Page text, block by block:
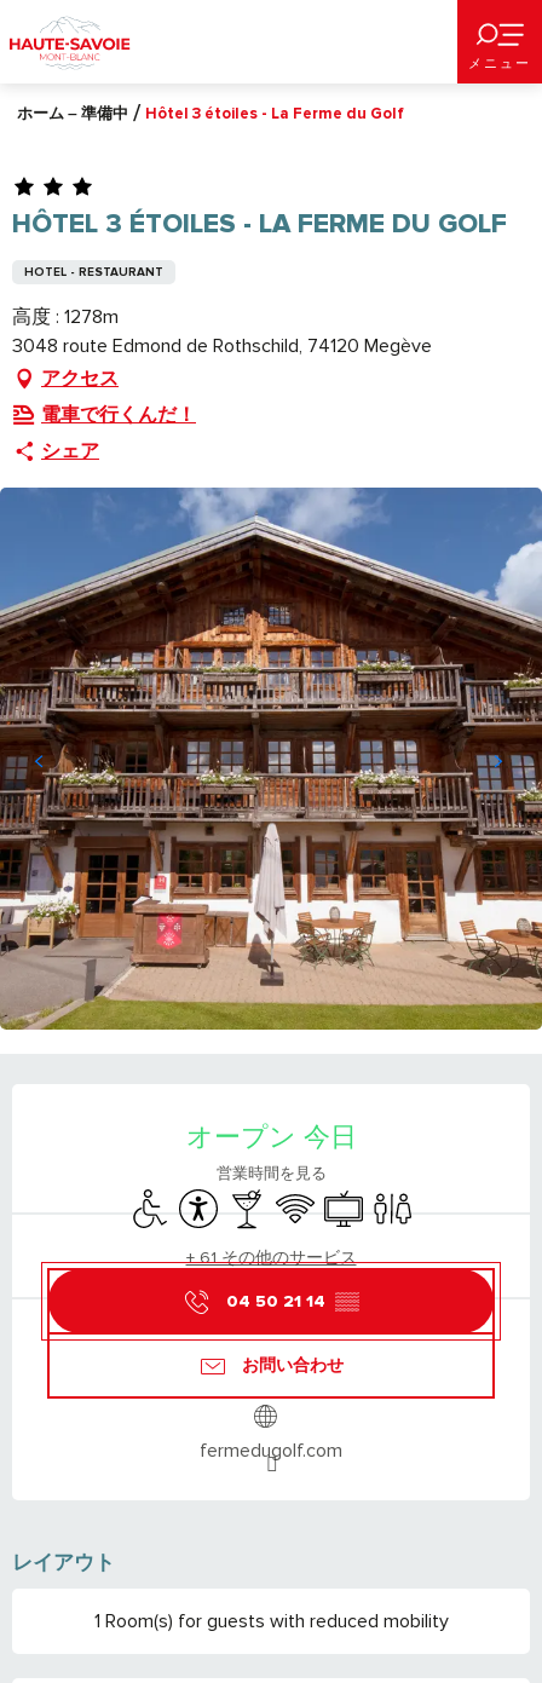
au
contenu
principal
メニュー
ホーム – 準備中 Hôtel 3 étoiles - La Ferme du Golf
HÔTEL 3 ÉTOILES - LA FERME DU GOLF
HOTEL - RESTAURANT
高度 : 1278m
3048 route Edmond de Rothschild, 74120 Megève
アクセス
電車で行くんだ！
シェア
オープン 今日
営業時間を見る
Disabled access
AccessibilityBar / Refreshment bar
Wifi Television
Toilets
+ 61 その他のサービス
04 50 21 14 ▒▒
お問い合わせ
fermedugolf.com
レイアウト
1 Room(s) for guests with reduced mobility